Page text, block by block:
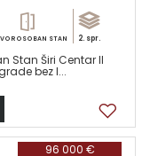
STAN 2. spr.
Stan Širi Centar II
bez l...
96 000 €